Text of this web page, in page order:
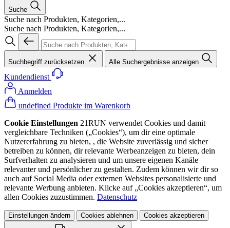
Suche
Suche nach Produkten, Kategorien,...
Suche nach Produkten, Kategorien,...
Suchbegriff zurücksetzen Alle Suchergebnisse anzeigen
Kundendienst
Anmelden
undefined Produkte im Warenkorb
Cookie Einstellungen 21RUN verwendet Cookies und damit
vergleichbare Techniken („Cookies“), um dir eine optimale
Nutzererfahrung zu bieten, , die Website zuverlässig und sicher
betreiben zu können, dir relevante Werbeanzeigen zu bieten, dein
Surfverhalten zu analysieren und um unsere eigenen Kanäle
relevanter und persönlicher zu gestalten. Zudem können wir dir so
auch auf Social Media oder externen Websites personalisierte und
relevante Werbung anbieten. Klicke auf „Cookies akzeptieren“, um
allen Cookies zuzustimmen. Datenschutz
Einstellungen ändern Cookies ablehnen Cookies akzeptieren